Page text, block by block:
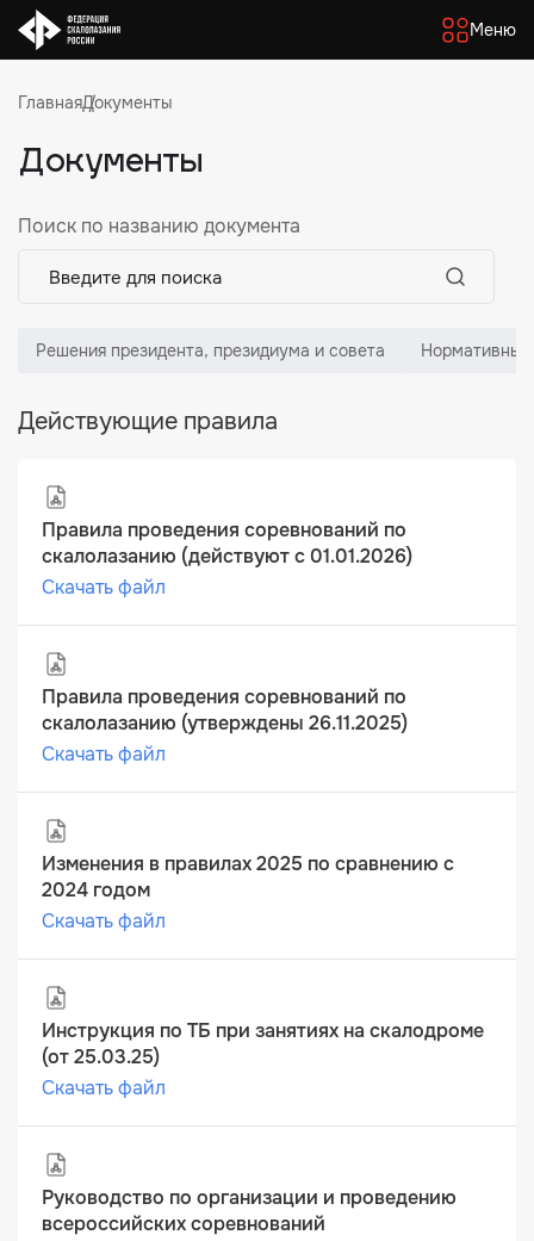
Меню
ГлавнаяДокументы
Документы
Поиск по названию документа
Решения президента, президиума и совета
Действующие правила
Правила проведения соревнований по
скалолазанию (действуют с 01.01.2026)
Скачать файл
Правила проведения соревнований по
скалолазанию (утверждены 26.11.2025)
Скачать файл
Изменения в правилах 2025 по сравнению с
2024 годом
Скачать файл
Инструкция по ТБ при занятиях на скалодроме
(от 25.03.25)
Скачать файл
Руководство по организации и проведению
всероссийских соревнований